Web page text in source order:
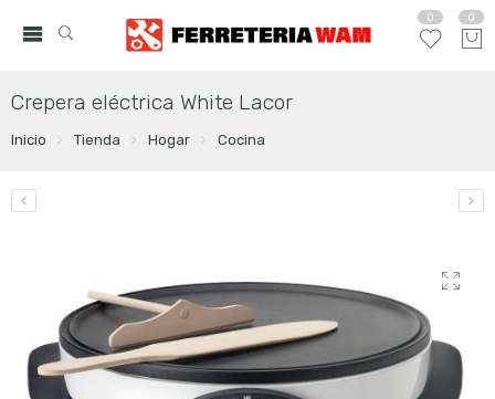
0 0
Crepera eléctrica White Lacor
Inicio Tienda Hogar Cocina